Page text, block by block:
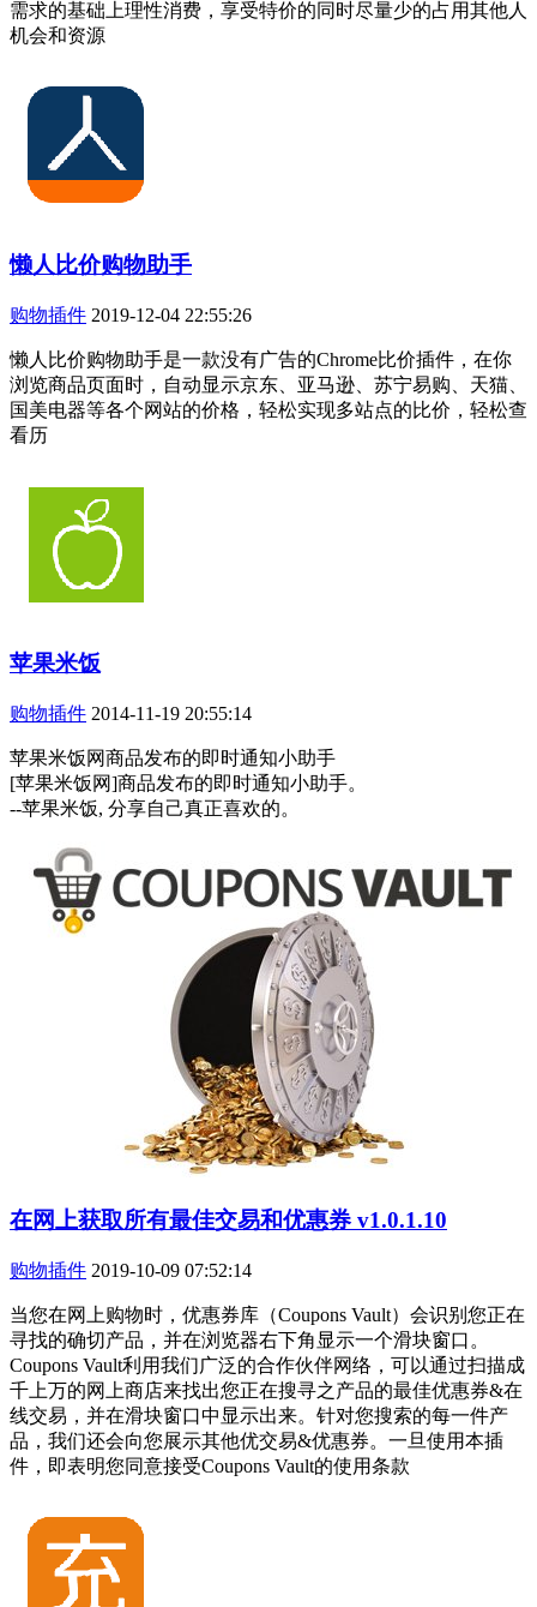
需求的基础上理性消费，享受特价的同时尽量少的占用其他人
机会和资源
懒人比价购物助手
购物插件 2019-12-04 22:55:26
懒人比价购物助手是一款没有广告的Chrome比价插件，在你
浏览商品页面时，自动显示京东、亚马逊、苏宁易购、天猫、
国美电器等各个网站的价格，轻松实现多站点的比价，轻松查
看历
苹果米饭
购物插件 2014-11-19 20:55:14
苹果米饭网商品发布的即时通知小助手
[苹果米饭网]商品发布的即时通知小助手。
--苹果米饭, 分享自己真正喜欢的。
在网上获取所有最佳交易和优惠券 v1.0.1.10
购物插件 2019-10-09 07:52:14
当您在网上购物时，优惠券库（Coupons Vault）会识别您正在
寻找的确切产品，并在浏览器右下角显示一个滑块窗口。
Coupons Vault利用我们广泛的合作伙伴网络，可以通过扫描成
千上万的网上商店来找出您正在搜寻之产品的最佳优惠券&在
线交易，并在滑块窗口中显示出来。针对您搜索的每一件产
品，我们还会向您展示其他优交易&优惠券。一旦使用本插
件，即表明您同意接受Coupons Vault的使用条款